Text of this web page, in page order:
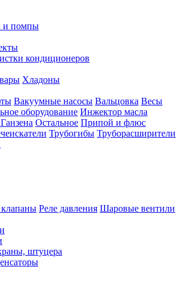
и помпы
кондиционеров
Хладоны
Вакуумные насосы Вальцовка Весы
оборудование Инжектор масла
Остальное Припой и флюс
Трубогибы Труборасширители
Реле давления Шаровые вентили
штуцера